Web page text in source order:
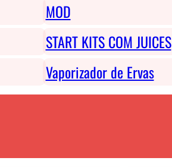
MOD
START KITS COM JUICES
Vaporizador de Ervas